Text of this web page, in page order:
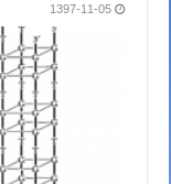
1397-11-05